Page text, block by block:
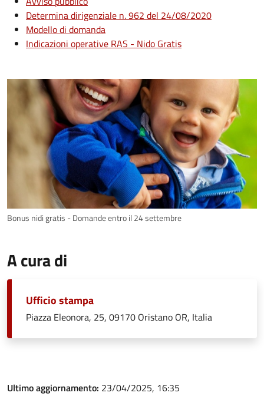
Determina dirigenziale n. 962 del 24/08/2020
Modello di domanda
Indicazioni operative RAS - Nido Gratis
Bonus nidi gratis - Domande entro il 24 settembre
A cura di
Ufficio stampa
Piazza Eleonora, 25, 09170 Oristano OR, Italia
Ultimo aggiornamento: 23/04/2025, 16:35